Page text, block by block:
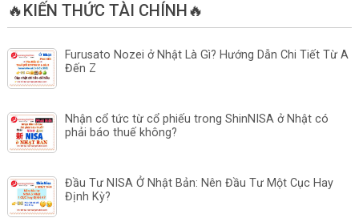
🔥KIẾN THỨC TÀI CHÍNH🔥
Furusato Nozei ở Nhật Là Gì? Hướng Dẫn Chi Tiết Từ A
Đến Z
Nhận cổ tức từ cổ phiếu trong ShinNISA ở Nhật có
phải báo thuế không?
Đầu Tư NISA Ở Nhật Bản: Nên Đầu Tư Một Cục Hay
Định Kỳ?